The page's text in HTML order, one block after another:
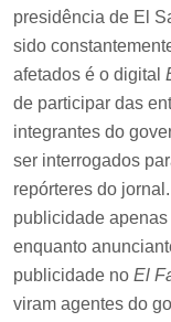
presidência de El
sido
afetados é o digital
de participar das
integrantes do
ser interrogados
repórteres do
publicidade
enquanto
publicidade no El
viram agentes do